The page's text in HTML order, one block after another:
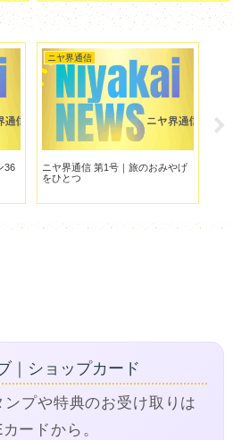
36
ニヤ界通信
ニヤ界通信 第1号｜旅のおみやげ
をひとつ
｜ショップカード
プや特典のお受け取りは
ードから。